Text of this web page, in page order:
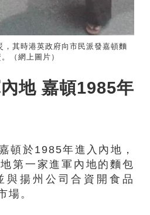
，其時港英政府向市民派發嘉頓麵
（網上圖片）
地 嘉頓1985年
頓於1985年進入內地，
第一家進軍內地的麵包
與揚州公司合資開食品
場。